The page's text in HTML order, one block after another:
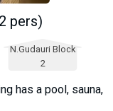
pers)
N.Gudauri Block
2
has a pool, sauna,